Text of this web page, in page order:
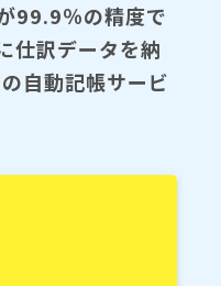
99.9％の精度で
仕訳データを納
自動記帳サービ